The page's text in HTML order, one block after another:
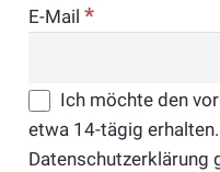
E-Mail *
Ich möchte den
etwa 14-tägig
Datenschutzerklärung